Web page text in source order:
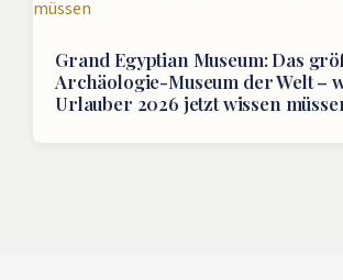
Grand Egyptian Museum: Das
Archäologie-Museum der Welt –
Urlauber 2026 jetzt wissen